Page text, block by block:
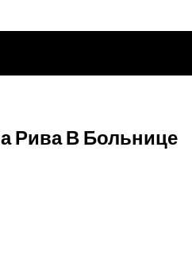
Рива В Больнице